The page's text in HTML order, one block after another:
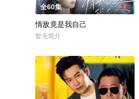
全60集 3.0
情敌竟是我自己
暂无简介